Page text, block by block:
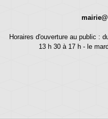
Horaires d'ouverture au public :
13 h 30 à 17 h - le